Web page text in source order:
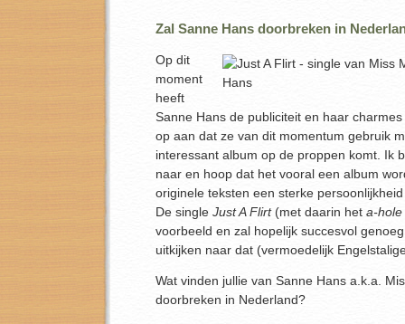
Zal Sanne Hans doorbreken in
Op dit
moment
heeft
Sanne Hans de publiciteit en haar
op aan dat ze van dit momentum gebruik
interessant album op de proppen komt. Ik
naar en hoop dat het vooral een album
originele teksten een sterke
De single Just A Flirt (met daarin het a-hole
voorbeeld en zal hopelijk succesvol
uitkijken naar dat (vermoedelijk
Wat vinden jullie van Sanne Hans a.k.a.
doorbreken in Nederland?